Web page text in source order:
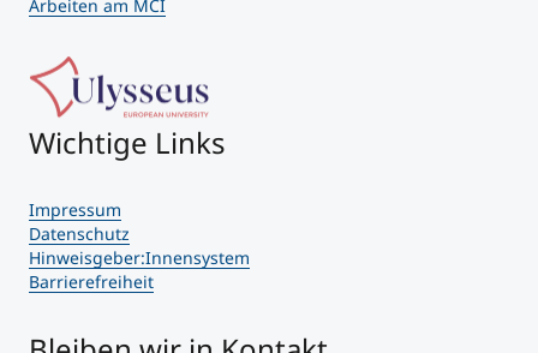
Arbeiten am MCI
Wichtige Links
Impressum
Datenschutz
Hinweisgeber:Innensystem
Barrierefreiheit